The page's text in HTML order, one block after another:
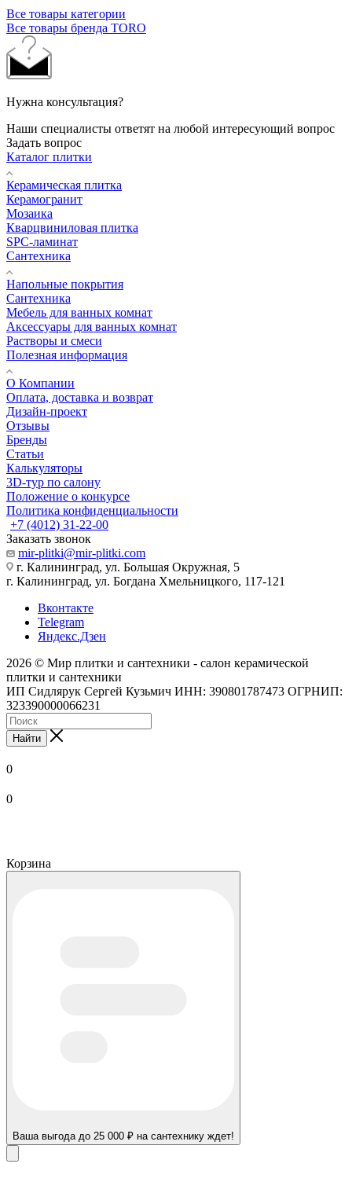
Все товары категории
Все товары бренда TORO
Нужна консультация?
Наши специалисты ответят на любой интересующий вопрос
Задать вопрос
Каталог плитки
Керамическая плитка
Керамогранит
Мозаика
Кварцвиниловая плитка
SPC-ламинат
Сантехника
Напольные покрытия
Сантехника
Мебель для ванных комнат
Аксессуары для ванных комнат
Растворы и смеси
Полезная информация
О Компании
Оплата, доставка и возврат
Дизайн-проект
Отзывы
Бренды
Статьи
Калькуляторы
3D-тур по салону
Положение о конкурсе
Политика конфиденциальности
+7 (4012) 31-22-00
Заказать звонок
mir-plitki@mir-plitki.com
г. Калининград, ул. Большая Окружная, 5
г. Калининград, ул. Богдана Хмельницкого, 117-121
Вконтакте
Telegram
Яндекс.Дзен
2026 © Мир плитки и сантехники - салон керамической
плитки и сантехники
ИП Сидлярук Сергей Кузьмич ИНН: 390801787473 ОГРНИП:
323390000066231
Найти
0
0
Корзина
Ваша выгода до 25 000 ₽ на сантехнику ждет!